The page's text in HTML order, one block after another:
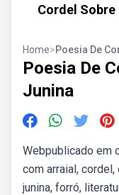
Cordel Sobre
Home>Poesia De
Poesia De
Junina
Webpublicado em
com arraial,
junina, forró,